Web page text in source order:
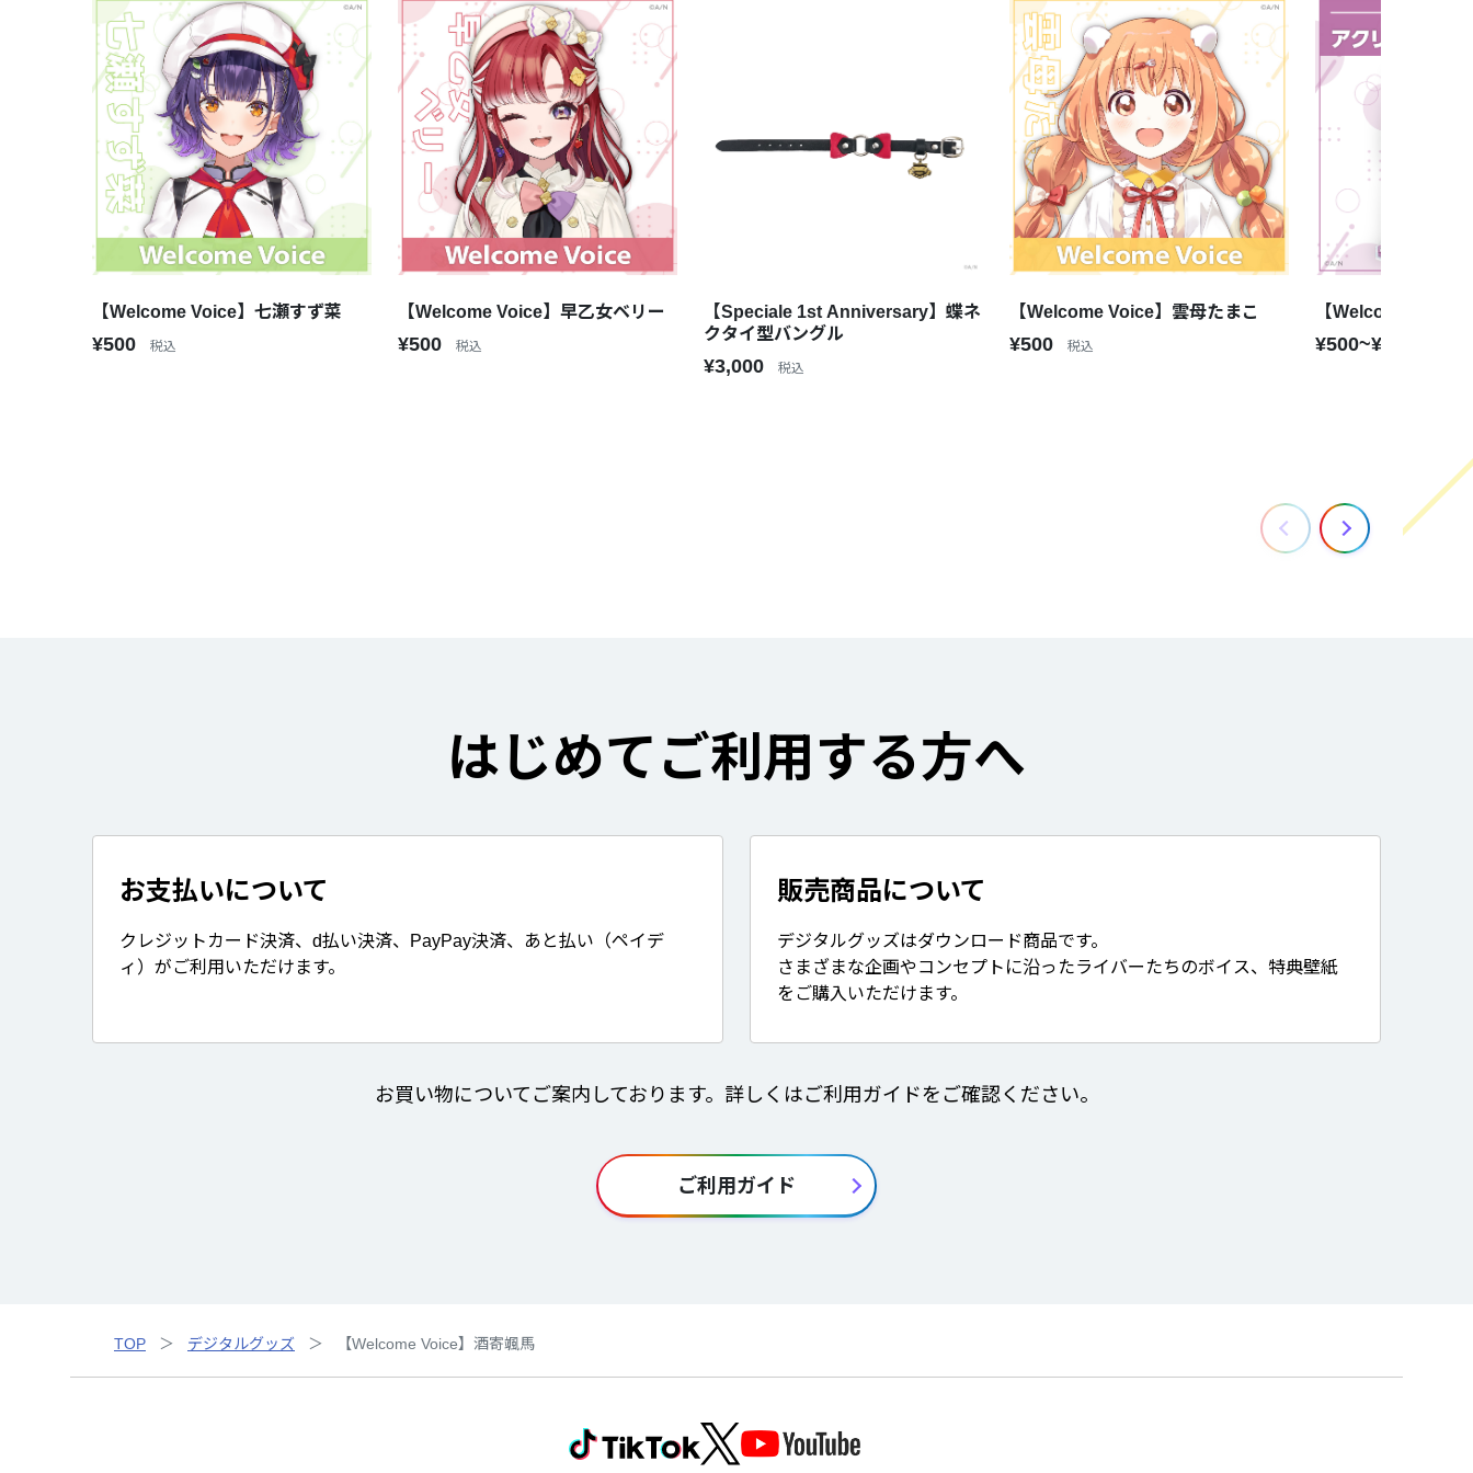
【Welcome Voice】七瀬すず菜
¥500 税込
【Welcome Voice】早乙女ベリー
¥500 税込
【Speciale 1st Anniversary】蝶ネ
クタイ型バングル
¥3,000 税込
【Welcome Voice】雲母たまこ
¥500 税込
【Welcome
¥500~¥1,650
はじめてご利用する方へ
お支払いについて
クレジットカード決済、d払い決済、PayPay決済、あと払い（ペイデ
ィ）がご利用いただけます。
販売商品について
デジタルグッズはダウンロード商品です。
さまざまな企画やコンセプトに沿ったライバーたちのボイス、特典壁紙
をご購入いただけます。
お買い物についてご案内しております。詳しくはご利用ガイドをご確認ください。
ご利用ガイド
TOP デジタルグッズ 【Welcome Voice】酒寄颯馬